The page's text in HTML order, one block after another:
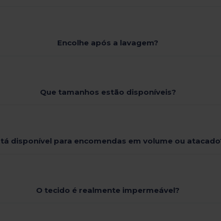
Encolhe após a lavagem?
Que tamanhos estão disponíveis?
disponível para encomendas em volume ou
O tecido é realmente impermeável?